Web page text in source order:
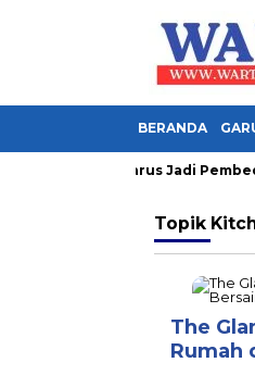
BERANDA
Kader IMM Harus Jadi Pembeda,
Topik
The
Rumah